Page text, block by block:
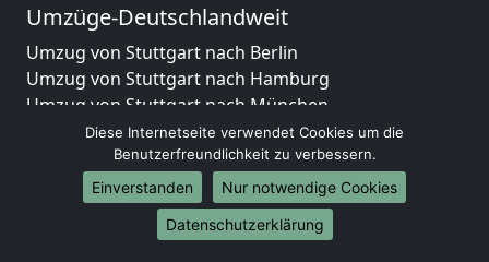
Umzüge-Deutschlandweit
Umzug von Stuttgart nach Berlin
Umzug von Stuttgart nach Hamburg
Umzug von Stuttgart nach München
Umzug von Stuttgart nach Köln
Umzug von Stuttgart nach Frankfurt am Main
Umzug von Stuttgart nach Stuttgart
Umzug von Stuttgart nach Düsseldorf
Umzug von Stuttgart nach Leipzig
Diese Internetseite verwendet Cookies um die
Benutzerfreundlichkeit zu verbessern.
Einverstanden
Nur notwendige Cookies
Datenschutzerklärung